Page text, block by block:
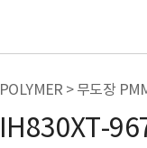
POLYMER > 무도장
IH830XT-